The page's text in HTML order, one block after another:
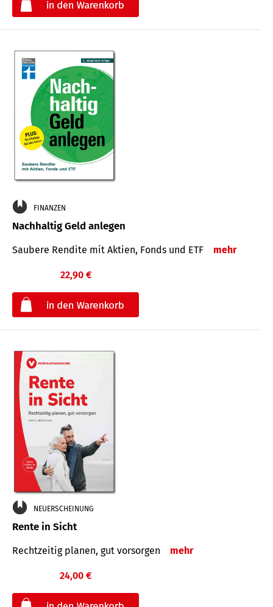
FINANZEN
Nachhaltig Geld anlegen
Saubere Rendite mit Aktien, Fonds und ETF mehr
22,90 €
NEUERSCHEINUNG
Rente in Sicht
Rechtzeitig planen, gut vorsorgen mehr
24,00 €